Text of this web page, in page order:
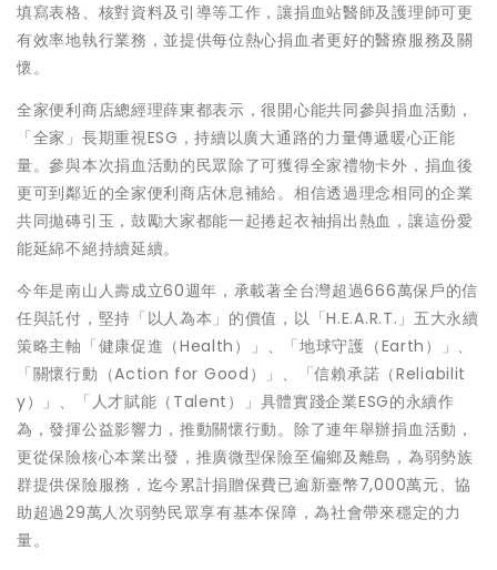
填寫表格、核對資料及引導等工作，讓捐血站醫師及護理師可更
有效率地執行業務，並提供每位熱心捐血者更好的醫療服務及關
懷。
全家便利商店總經理薛東都表示，很開心能共同參與捐血活動，
「全家」長期重視ESG，持續以廣大通路的力量傳遞暖心正能
量。參與本次捐血活動的民眾除了可獲得全家禮物卡外，捐血後
更可到鄰近的全家便利商店休息補給。相信透過理念相同的企業
共同拋磚引玉，鼓勵大家都能一起捲起衣袖捐出熱血，讓這份愛
能延綿不絕持續延續。
今年是南山人壽成立60週年，承載著全台灣超過666萬保戶的信
任與託付，堅持「以人為本」的價值，以「H.E.A.R.T.」五大永續
策略主軸「健康促進（Health）」、「地球守護（Earth）」、
「關懷行動（Action for Good）」、「信賴承諾（Reliabilit
y）」、「人才賦能（Talent）」具體實踐企業ESG的永續作
為，發揮公益影響力，推動關懷行動。除了連年舉辦捐血活動，
更從保險核心本業出發，推廣微型保險至偏鄉及離島，為弱勢族
群提供保險服務，迄今累計捐贈保費已逾新臺幣7,000萬元、協
助超過29萬人次弱勢民眾享有基本保障，為社會帶來穩定的力
量。